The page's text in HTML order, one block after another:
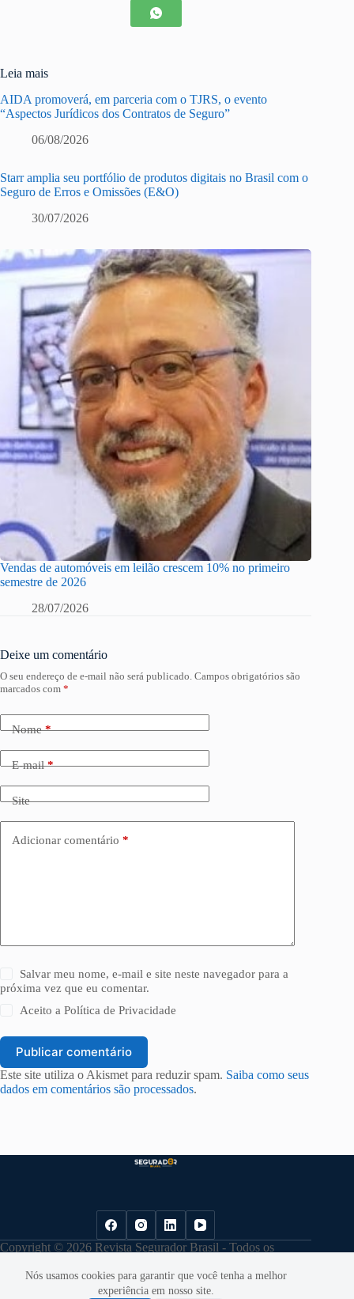
Nós usamos cookies para garantir que você tenha a melhor
experiência em nosso site.
Leia mais
AIDA promoverá, em parceria com o TJRS, o evento
“Aspectos Jurídicos dos Contratos de Seguro”
06/08/2026
Starr amplia seu portfólio de produtos digitais no Brasil com o
Seguro de Erros e Omissões (E&O)
30/07/2026
Vendas de automóveis em leilão crescem 10% no primeiro
semestre de 2026
28/07/2026
Deixe um comentário
O seu endereço de e-mail não será publicado. Campos obrigatórios são
marcados com *
Nome*
E-mail*
Site
Adicionar comentário *
Salvar meu nome, e-mail e site neste navegador para a
próxima vez que eu comentar.
Aceito aPolítica de Privacidade
Publicar comentário
Este site utiliza o Akismet para reduzir spam. Saiba como seus
dados em comentários são processados.
Copyright © 2026 Revista Segurador Brasil - Todos os